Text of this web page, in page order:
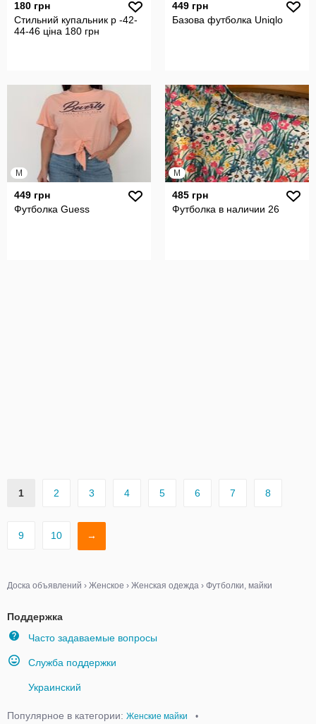
180 грн
Стильний купальник р -42-
44-46 ціна 180 грн
449 грн
Базова футболка Uniqlo
M
449 грн
Футболка Guess
M
485 грн
Футболка в наличии 26
1 2 3 4 5 6 7 8
9 10 →
Доска объявлений › Женское › Женская одежда › Футболки, майки
Поддержка
Часто задаваемые вопросы
Служба поддержки
Украинский
Популярное в категории: Женские майки
•